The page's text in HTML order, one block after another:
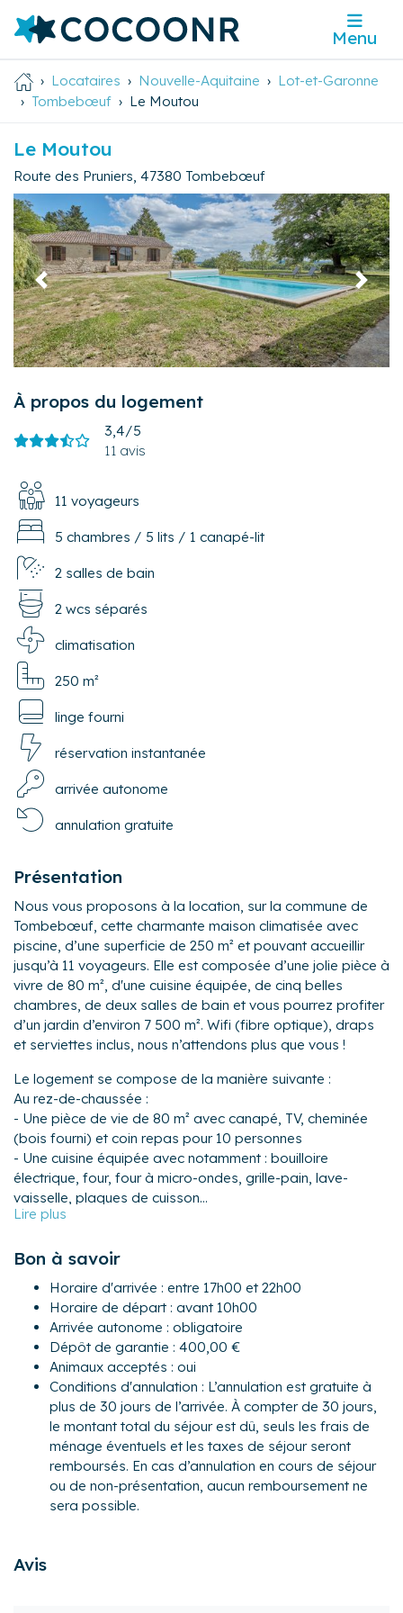
Menu
Locataires Nouvelle-Aquitaine
Lot-et-Garonne
Tombebœuf
Le Moutou
Le Moutou
Route des Pruniers 47380 Tombebœuf
Précédent
À propos du logement
3,4/5
11 avis
11 voyageurs
5 chambres / 5 lits / 1 canapé-lit
2 salles de bain
2 wcs séparés
climatisation
250 m²
linge fourni
réservation instantanée
arrivée autonome
annulation gratuite
Présentation
Nous vous proposons à la location, sur la commune de
Tombebœuf, cette charmante maison climatisée avec
piscine, d’une superficie de 250 m² et pouvant accueillir
jusqu’à 11 voyageurs. Elle est composée d’une jolie pièce à
vivre de 80 m², d'une cuisine équipée, de cinq belles
chambres, de deux salles de bain et vous pourrez profiter
d’un jardin d’environ 7 500 m². Wifi (fibre optique), draps
et serviettes inclus, nous n’attendons plus que vous !
Le logement se compose de la manière suivante :
Au rez-de-chaussée :
- Une pièce de vie de 80 m² avec canapé, TV, cheminée
(bois fourni) et coin repas pour 10 personnes
- Une cuisine équipée avec notamment : bouilloire
électrique, four, four à micro-ondes, grille-pain, lave-
vaisselle, plaques de cuisson...
- Chambre 1 : un lit queen-size (160×200)
- Chambre 3 : un lit double (140×190)
- Une salle de bain avec une baignoire balnéo pour 2
personnes et une douche
- Un WC séparé
A l'étage :
- Chambre 4 : un lit double (140×190)
- Chambre 5 : un lit simple (90×190)
- Une salle d'eau avec douche
- Un WC séparé
Dans la dépendance :
- Un coin repas avec une kitchenette équipée, une table et
Pour encore plus de confort, les propriétaires ont décidé
Bon à savoir
Horaire d'arrivée : entre 17h00 et 22h00
Horaire de départ : avant 10h00
Arrivée autonome : obligatoire
Dépôt de garantie : 400,00 €
Animaux acceptés : oui
Conditions d'annulation : L’annulation est gratuite à
plus de 30 jours de l’arrivée. À compter de 30 jours,
le montant total du séjour est dû, seuls les frais de
ménage éventuels et les taxes de séjour seront
remboursés. En cas d’annulation en cours de séjour
ou de non-présentation, aucun remboursement ne
sera possible.
Avis